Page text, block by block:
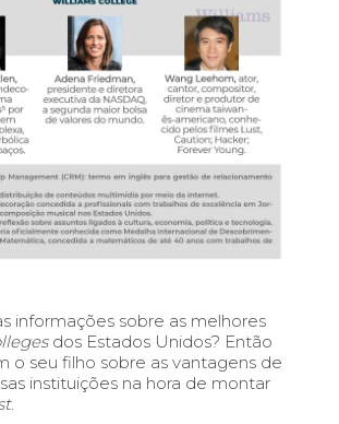
informações sobre as melhores
dos Estados Unidos? Então
o seu filho sobre as vantagens de
instituições na hora de montar
.